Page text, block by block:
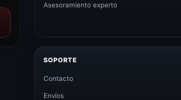
Asesoramiento experto
SOPORTE
Contacto
Envíos